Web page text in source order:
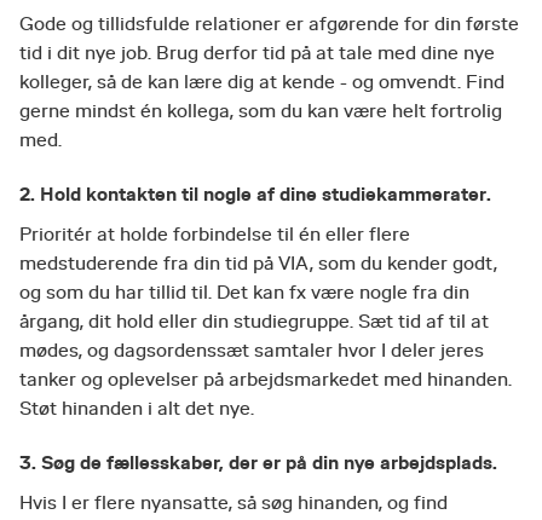
Gode og tillidsfulde relationer er afgørende for din første
tid i dit nye job. Brug derfor tid på at tale med dine nye
kolleger, så de kan lære dig at kende - og omvendt. Find
gerne mindst én kollega, som du kan være helt fortrolig
med.
2. Hold kontakten til nogle af dine studiekammerater.
Prioritér at holde forbindelse til én eller flere
medstuderende fra din tid på VIA, som du kender godt,
og som du har tillid til. Det kan fx være nogle fra din
årgang, dit hold eller din studiegruppe. Sæt tid af til at
mødes, og dagsordenssæt samtaler hvor I deler jeres
tanker og oplevelser på arbejdsmarkedet med hinanden.
Støt hinanden i alt det nye.
3. Søg de fællesskaber, der er på din nye arbejdsplads.
Hvis I er flere nyansatte, så søg hinanden, og find